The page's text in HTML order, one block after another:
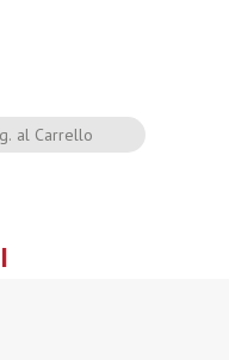
al Carrello